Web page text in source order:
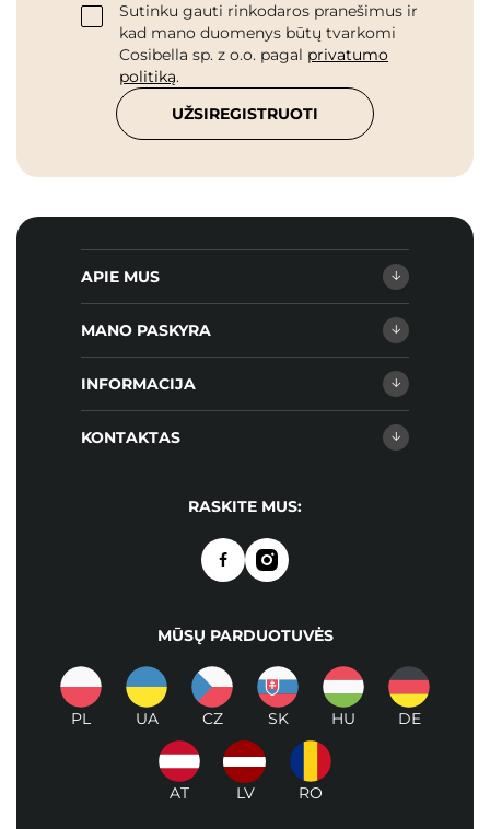
Sutinku gauti rinkodaros pranešimus ir
kad mano duomenys būtų tvarkomi
Cosibella sp. z o.o. pagal privatumo
politiką.
UŽSIREGISTRUOTI
APIE MUS
MANO PASKYRA
INFORMACIJA
KONTAKTAS
RASKITE MUS:
MŪSŲ PARDUOTUVĖS
PL UA CZ SK HU DE
AT LV RO